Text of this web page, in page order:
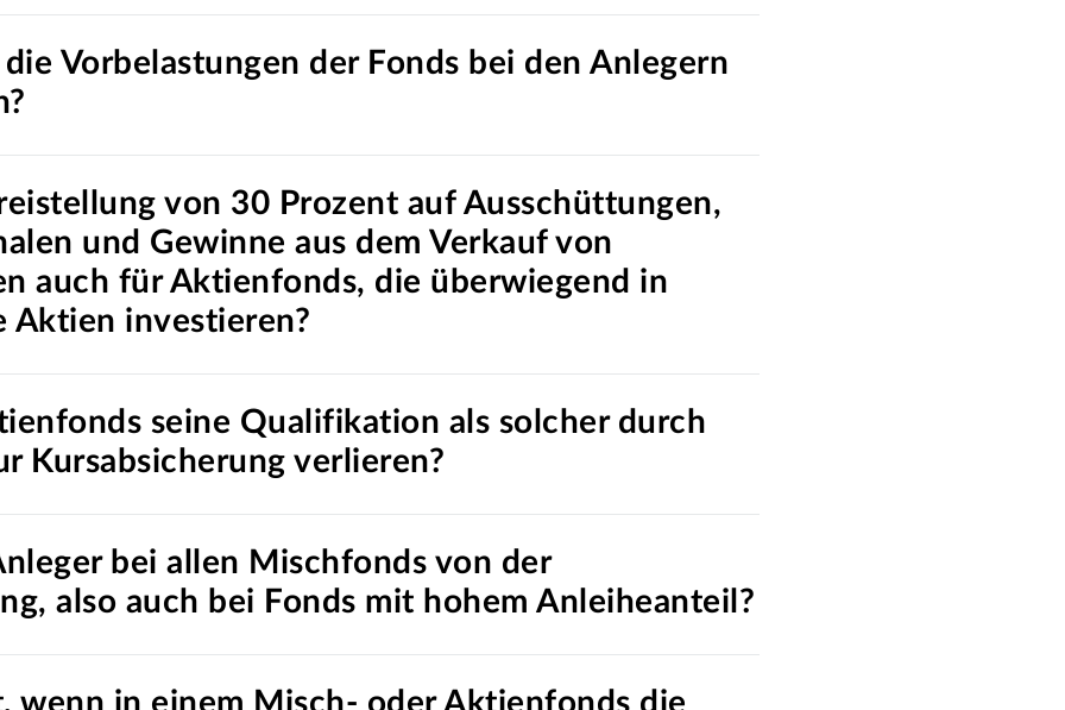
Vorbelastungen der Fonds bei den Anlegern
von 30 Prozent auf Ausschüttungen,
und Gewinne aus dem Verkauf von
auch für Aktienfonds, die überwiegend in
Aktien investieren?
seine Qualifikation als solcher durch
Kursabsicherung verlieren?
bei allen Mischfonds von der
also auch bei Fonds mit hohem Anleiheanteil?
wenn in einem Misch- oder Aktienfonds die